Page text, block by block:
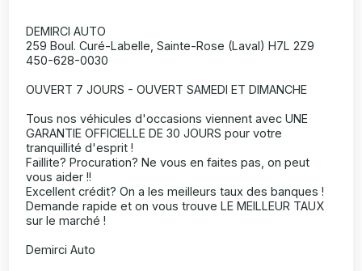
DEMIRCI AUTO
259 Boul. Curé-Labelle, Sainte-Rose (Laval) H7L 2Z9
450-628-0030
OUVERT 7 JOURS - OUVERT SAMEDI ET DIMANCHE
Tous nos véhicules d'occasions viennent avec UNE
GARANTIE OFFICIELLE DE 30 JOURS pour votre
tranquillité d'esprit !
Faillite? Procuration? Ne vous en faites pas, on peut
vous aider !!
Excellent crédit? On a les meilleurs taux des banques !
Demande rapide et on vous trouve LE MEILLEUR TAUX
sur le marché !
Demirci Auto